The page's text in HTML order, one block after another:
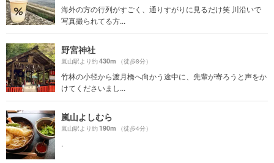
海外の方の行列がすごく、通りすがりに見るだけ笑 川沿いで
写真撮られてる方...
野宮神社
嵐山駅より約430m （徒歩8分）
竹林の小径から渡月橋へ向かう途中に、先輩が寄ろうと声をか
けてくださいまし...
嵐山よしむら
嵐山駅より約190m （徒歩4分）
.